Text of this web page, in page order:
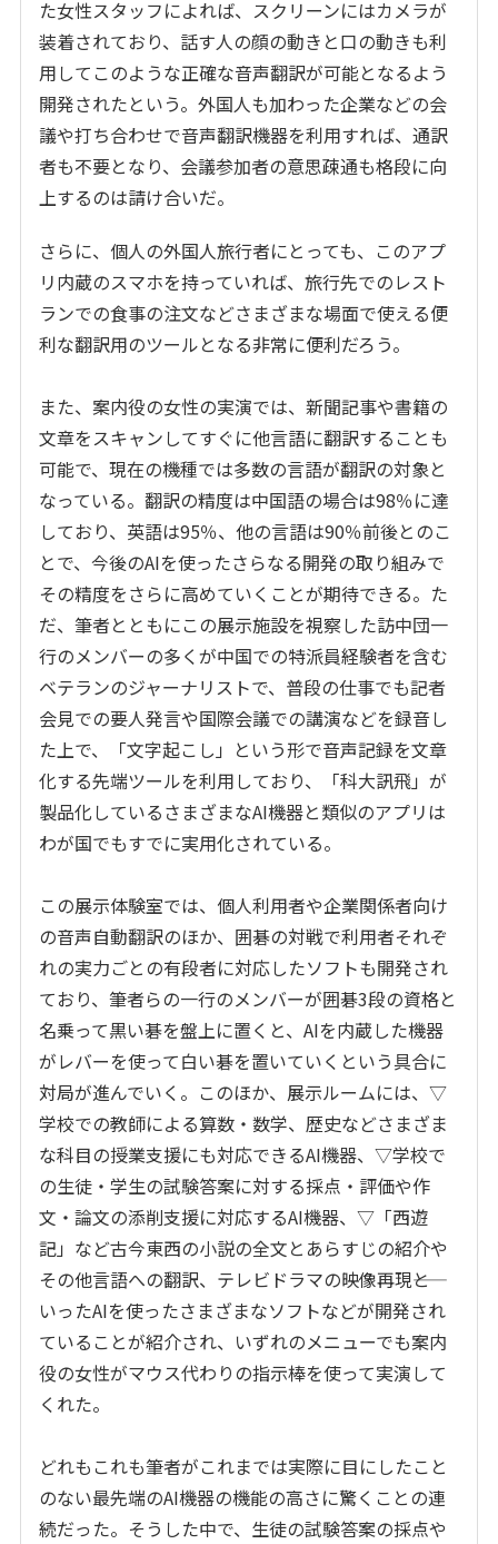
た女性スタッフによれば、スクリーンにはカメラが
装着されており、話す人の顔の動きと口の動きも利
用してこのような正確な音声翻訳が可能となるよう
開発されたという。外国人も加わった企業などの会
議や打ち合わせで音声翻訳機器を利用すれば、通訳
者も不要となり、会議参加者の意思疎通も格段に向
上するのは請け合いだ。
さらに、個人の外国人旅行者にとっても、このアプ
リ内蔵のスマホを持っていれば、旅行先でのレスト
ランでの食事の注文などさまざまな場面で使える便
利な翻訳用のツールとなる非常に便利だろう。
また、案内役の女性の実演では、新聞記事や書籍の
文章をスキャンしてすぐに他言語に翻訳することも
可能で、現在の機種では多数の言語が翻訳の対象と
なっている。翻訳の精度は中国語の場合は98％に達
しており、英語は95％、他の言語は90％前後とのこ
とで、今後のAIを使ったさらなる開発の取り組みで
その精度をさらに高めていくことが期待できる。た
だ、筆者とともにこの展示施設を視察した訪中団一
行のメンバーの多くが中国での特派員経験者を含む
ベテランのジャーナリストで、普段の仕事でも記者
会見での要人発言や国際会議での講演などを録音し
た上で、「文字起こし」という形で音声記録を文章
化する先端ツールを利用しており、「科大訊飛」が
製品化しているさまざまなAI機器と類似のアプリは
わが国でもすでに実用化されている。
この展示体験室では、個人利用者や企業関係者向け
の音声自動翻訳のほか、囲碁の対戦で利用者それぞ
れの実力ごとの有段者に対応したソフトも開発され
ており、筆者らの一行のメンバーが囲碁3段の資格と
名乗って黒い碁を盤上に置くと、 AIを内蔵した機器
がレバーを使って白い碁を置いていくという具合に
対局が進んでいく。このほか、展示ルームには、▽
学校での教師による算数・数学、歴史などさまざま
な科目の授業支援にも対応できるAI機器、▽学校で
の生徒・学生の試験答案に対する採点・評価や作
文・論文の添削支援に対応するAI機器、▽「西遊
記」など古今東西の小説の全文とあらすじの紹介や
その他言語への翻訳、テレビドラマの映像再現――と
いったAIを使ったさまざまなソフトなどが開発され
ていることが紹介され、いずれのメニューでも案内
役の女性がマウス代わりの指示棒を使って実演して
くれた。
どれもこれも筆者がこれまでは実際に目にしたこと
のない最先端のAI機器の機能の高さに驚くことの連
続だった。そうした中で、生徒の試験答案の採点や